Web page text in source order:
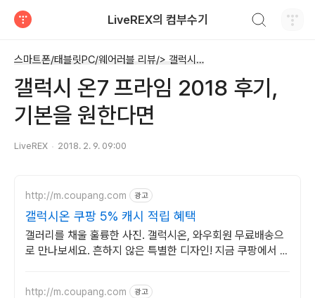
LiveREX의 컴부수기
스마트폰/태블릿PC/웨어러블 리뷰/> 갤럭시 시리즈
갤럭시 온7 프라임 2018 후기,
기본을 원한다면
LiveREX 2018. 2. 9. 09:00
http://m.coupang.com 광고
갤럭시온 쿠팡 5% 캐시 적립 혜택
갤러리를 채울 훌륭한 사진. 갤럭시온, 와우회원 무료배송으
로 만나보세요. 흔하지 않은 특별한 디자인! 지금 쿠팡에서 다
http://m.coupang.com 광고